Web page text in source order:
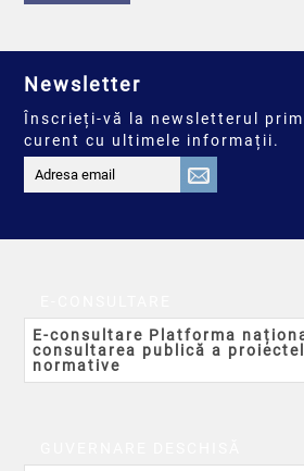
Newsletter
Înscrieți-vă la newsletterul
curent cu ultimele informații.
E-consultare Platforma
consultarea publică a
normative